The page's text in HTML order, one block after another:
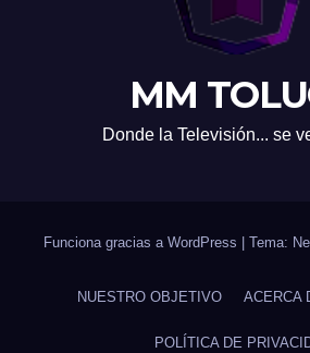
MM
Donde la Televisión... se
Funciona gracias a WordPress Tema:
NUESTRO OBJETIVO ACERCA
POLÍTICA DE